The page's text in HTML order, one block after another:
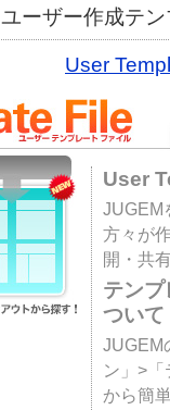
ユーザー作成テ
User
User
JUGEM
方々が
開・共
テン
ついて
JUGEM
ン」>
から簡